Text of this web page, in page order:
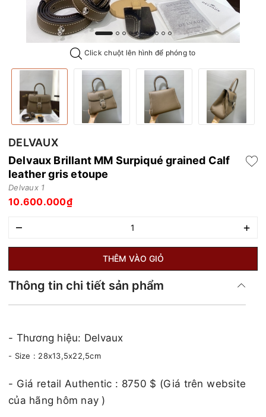
Click chuột lên hình để phóng to
DELVAUX
Delvaux Brillant MM Surpiqué grained Calf
leather gris etoupe
Delvaux 1
10.600.000₫
– +
THÊM VÀO GIỎ
Thông tin chi tiết sản phẩm
- Thương hiệu: Delvaux
- Size : 28x13,5x22,5cm
​​​- Giá retail Authentic : 8750 $ (Giá trên website
của hãng hôm nay )​​​